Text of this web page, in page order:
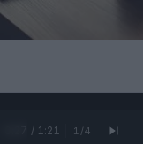
0:28 / 1:21 1 /4